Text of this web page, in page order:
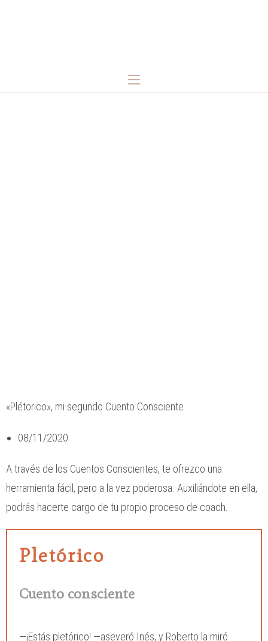
«Plétorico», mi segundo Cuento Consciente
08/11/2020
A través de los Cuentos Conscientes, te ofrezco una
herramienta fácil, pero a la vez poderosa. Auxiliándote en ella,
podrás hacerte cargo de tu propio proceso de coach.
Pletórico
Cuento consciente
—¡Estás pletórico! —aseveró Inés, y Roberto la miró